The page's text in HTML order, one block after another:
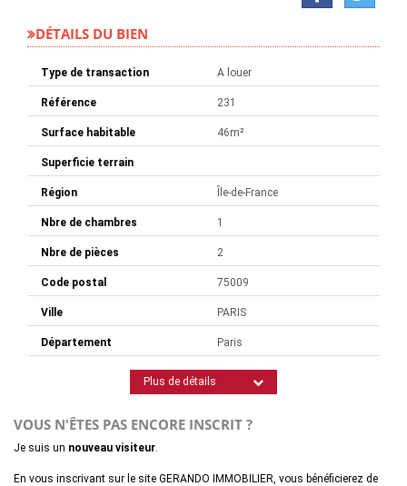
DÉTAILS DU BIEN
Type de transaction A louer
Référence 231
Surface habitable 46m²
Superficie terrain
Région Île-de-France
Nbre de chambres 1
Nbre de pièces 2
Code postal 75009
Ville PARIS
Département Paris
Plus de détails
VOUS N'ÊTES PAS ENCORE INSCRIT ?
Je suis un nouveau visiteur.
En vous inscrivant sur le site GERANDO IMMOBILIER, vous bénéficierez de